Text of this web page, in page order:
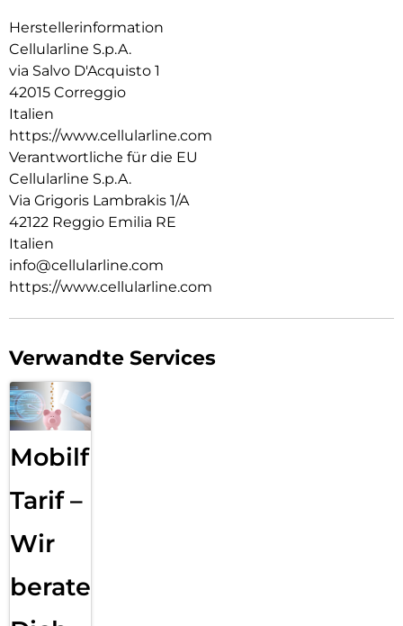
Tragbarkeit verbessert und das Ladegerät beim Transport
Herstellerinformation
Cellularline S.p.A.
via Salvo D'Acquisto 1
42015 Correggio
Italien
https://www.cellularline.com
Verantwortliche für die EU
Cellularline S.p.A.
Via Grigoris Lambrakis 1/A
42122 Reggio Emilia RE
Italien
info@cellularline.com
https://www.cellularline.com
Verwandte Services
Mobilfunk
Tarif –
Wir
beraten